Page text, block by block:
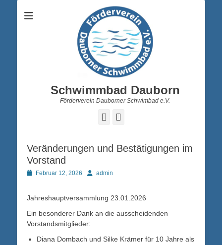
Schwimmbad Dauborn
Förderverein Dauborner Schwimbad e.V.
Facebook
Veränderungen und Bestätigungen im
Vorstand
PostedFebruar 12, 2026 Autoradmin
Jahreshauptversammlung 23.01.2026
Ein besonderer Dank an die ausscheidenden
Vorstandsmitglieder:
Diana Dombach und Silke Krämer für 10 Jahre als